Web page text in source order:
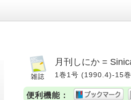
月刊しにか =
1巻1号 (1990.4)-15
便利機能：